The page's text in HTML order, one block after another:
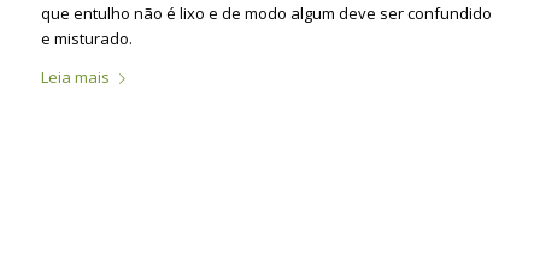
que entulho não é lixo e de modo algum deve ser confundido
e misturado.
Leia mais